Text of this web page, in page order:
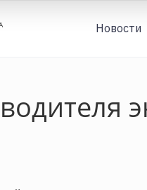
Новости